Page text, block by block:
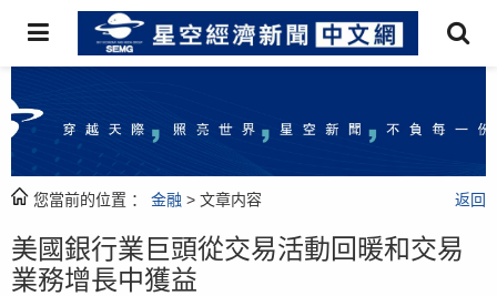
您當前的位置 ： 金融 > 文章内容 返回
美國銀行業巨頭從交易活動回暖和交易
業務增長中獲益